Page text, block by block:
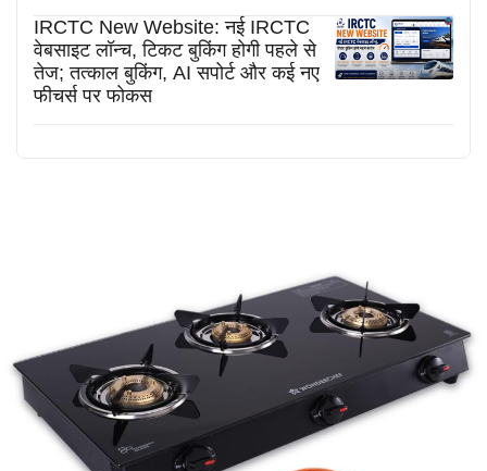
IRCTC New Website: नई IRCTC
वेबसाइट लॉन्च, टिकट बुकिंग होगी पहले से
तेज; तत्काल बुकिंग, AI सपोर्ट और कई नए
फीचर्स पर फोकस